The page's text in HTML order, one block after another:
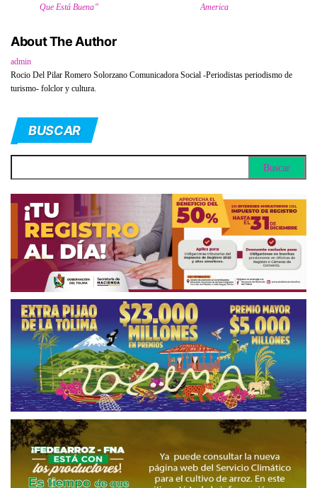
Que Está Buena”
America
About The Author
admin
Rocio Del Pilar Romero Solorzano Comunicadora Social -Periodistas periodismo de
turismo- folclor y cultura.
BUSCAR